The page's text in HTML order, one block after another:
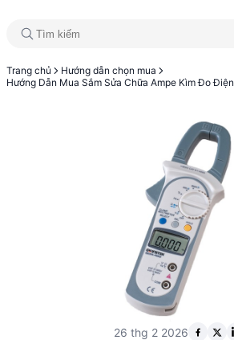
Trang chủ
Hướng dẫn chọn mua
Hướng Dẫn Mua Sắm Sửa Chữa Ampe Kìm Đo Điện
26 thg 2 2026